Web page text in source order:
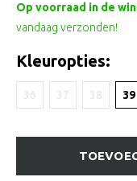
Op voorraad in de
vandaag verzonden!
Kleuropties:
36 37 38 39